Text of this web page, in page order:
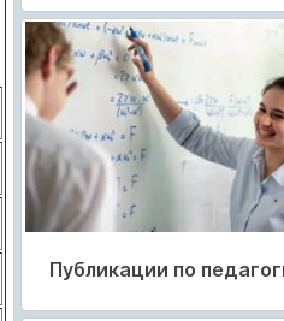
Публикации по